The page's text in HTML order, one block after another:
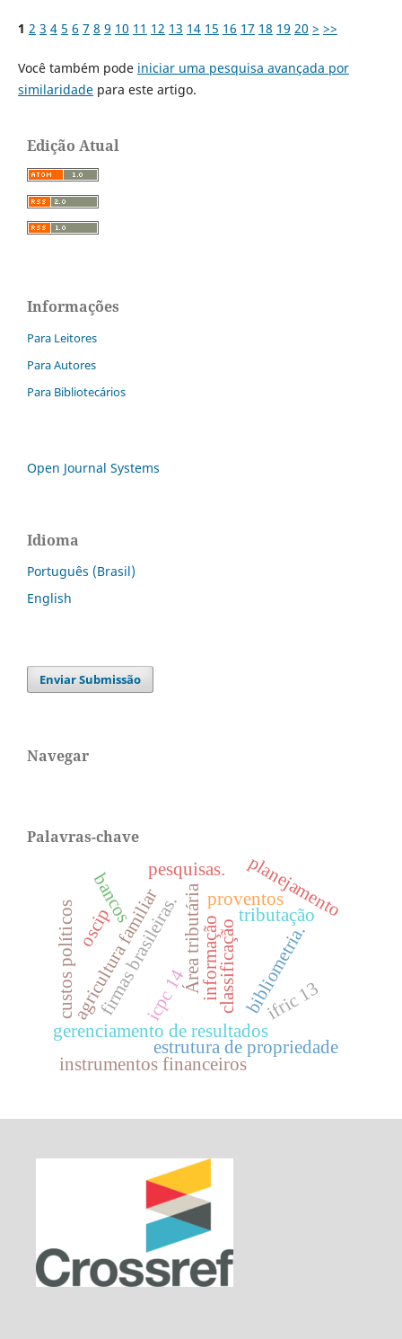
1 2 3 4 5 6 7 8 9 10 11 12 13 14 15 16 17 18 19 20 > >>
Você também pode iniciar uma pesquisa avançada por
similaridadepara este artigo.
Edição Atual
Informações
Para Leitores
Para Autores
Para Bibliotecários
Open Journal Systems
Idioma
Português (Brasil)
English
Enviar Submissão
Navegar
Palavras-chave
classificação
Área tributária tributação
gerenciamento de resultados
estrutura de propriedade
firmas brasileiras.
agricultura familiar bibliometria.
bancos
instrumentos financeiros
pesquisas.
oscip
custos políticos ifric 13
planejamento
icpc 14
proventos
informação